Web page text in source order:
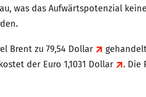
was das Aufwärtspotenzial
Brent zu 79,54 Dollar
der Euro 1,1031 Dollar
. Die